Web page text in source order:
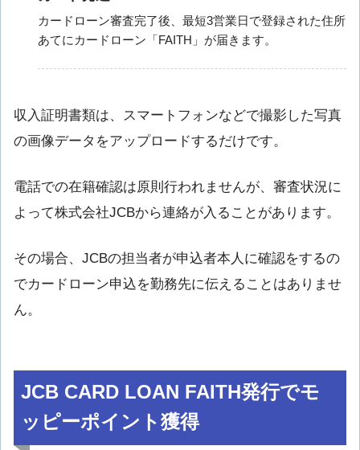
カードローン審査完了後、最短3営業日で登録された住所
あてにカードローン「FAITH」が届きます。
収入証明書類は、スマートフォンなどで撮影した写真
の画像データをアップロードするだけです。
電話での在籍確認は原則行われませんが、審査状況に
よって株式会社JCBから連絡が入ることがあります。
その場合、JCBの担当者が申込者本人に確認をするの
でカードローン申込を勤務先に伝えることはありませ
ん。
JCB CARD LOAN FAITH発行でモ
ッピーポイント獲得